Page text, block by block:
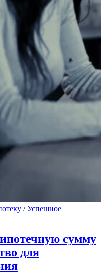
/Успешное
сумму
для